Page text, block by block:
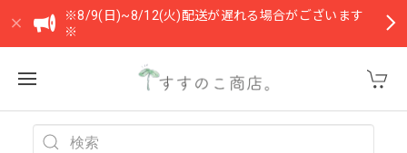
※8/9(日)~8/12(火)配送が遅れる場合がございます
※